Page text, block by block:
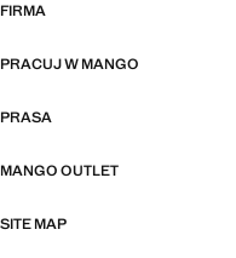
FIRMA
PRACUJ W MANGO
PRASA
MANGO OUTLET
SITE MAP